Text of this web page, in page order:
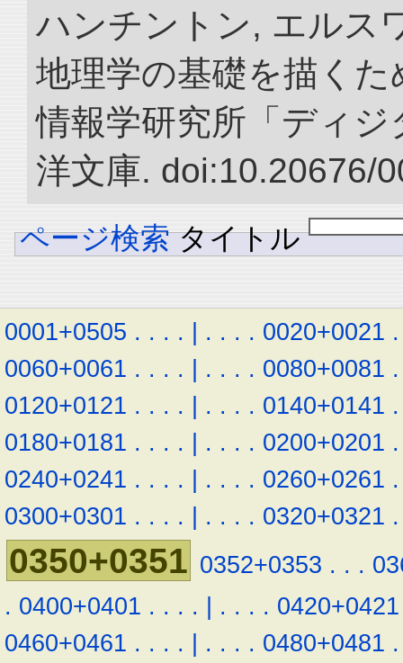
ハンチントン, エルス
地理学の基礎を描くた
情報学研究所「ディ
洋文庫. doi:10.20676/
ページ検索 タイトル
0001+0505 . . . . | . . . . 0020+0021 .
0060+0061 . . . . | . . . . 0080+0081 .
0120+0121 . . . . | . . . . 0140+0141 .
0180+0181 . . . . | . . . . 0200+0201 .
0240+0241 . . . . | . . . . 0260+0261 .
0300+0301 . . . . | . . . . 0320+0321 .
0350+0351 0352+0353 . . .
. 0400+0401 . . . . | . . . . 0420+0421
0460+0461 . . . . | . . . . 0480+0481 .